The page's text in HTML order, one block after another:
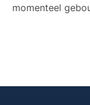
momenteel